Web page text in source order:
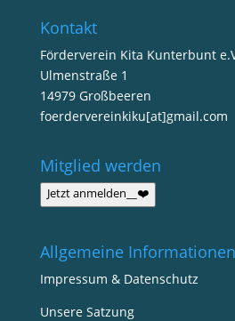
Kontakt
Förderverein Kita Kunterbunt
Ulmenstraße 1
14979 Großbeeren
foerdervereinkiku[at]gmail.com
Mitglied werden
Jetzt anmelden__❤️
Allgemeine Informationen
Impressum & Datenschutz
Unsere Satzung